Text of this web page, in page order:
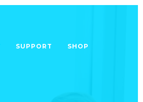
SUPPORT SHOP